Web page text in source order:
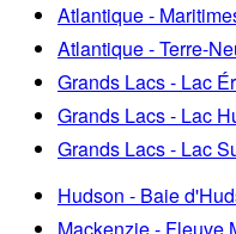
Atlantique -
Atlantique - Terre-
Grands Lacs - Lac
Grands Lacs - Lac
Grands Lacs - Lac
Hudson - Baie